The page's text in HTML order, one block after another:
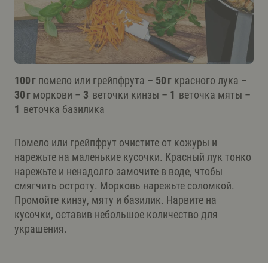
100 г помело или грейпфрута – 50 г красного лука –
30 г моркови – 3 веточки кинзы – 1 веточка мяты –
1 веточка базилика
Помело или грейпфрут очистите от кожуры и
нарежьте на маленькие кусочки. Красный лук тонко
нарежьте и ненадолго замочите в воде, чтобы
смягчить остроту. Морковь нарежьте соломкой.
Промойте кинзу, мяту и базилик. Нарвите на
кусочки, оставив небольшое количество для
украшения.